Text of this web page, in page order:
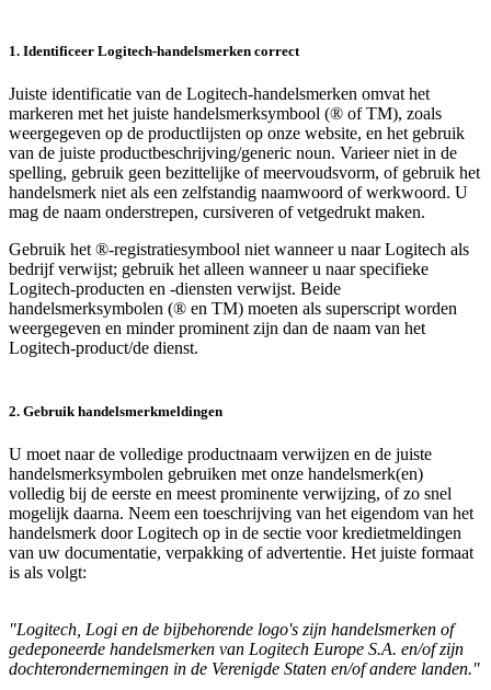
1. Identificeer Logitech-handelsmerken correct
Juiste identificatie van de Logitech-handelsmerken omvat het
markeren met het juiste handelsmerksymbool (® of TM), zoals
weergegeven op de productlijsten op onze website, en het gebruik
van de juiste productbeschrijving/generic noun. Varieer niet in de
spelling, gebruik geen bezittelijke of meervoudsvorm, of gebruik het
handelsmerk niet als een zelfstandig naamwoord of werkwoord. U
mag de naam onderstrepen, cursiveren of vetgedrukt maken.
Gebruik het ®-registratiesymbool niet wanneer u naar Logitech als
bedrijf verwijst; gebruik het alleen wanneer u naar specifieke
Logitech-producten en -diensten verwijst. Beide
handelsmerksymbolen (® en TM) moeten als superscript worden
weergegeven en minder prominent zijn dan de naam van het
Logitech-product/de dienst.
2. Gebruik handelsmerkmeldingen
U moet naar de volledige productnaam verwijzen en de juiste
handelsmerksymbolen gebruiken met onze handelsmerk(en)
volledig bij de eerste en meest prominente verwijzing, of zo snel
mogelijk daarna. Neem een toeschrijving van het eigendom van het
handelsmerk door Logitech op in de sectie voor kredietmeldingen
van uw documentatie, verpakking of advertentie. Het juiste formaat
is als volgt:
"Logitech, Logi en de bijbehorende logo's zijn handelsmerken of
gedeponeerde handelsmerken van Logitech Europe S.A. en/of zijn
dochterondernemingen in de Verenigde Staten en/of andere landen."